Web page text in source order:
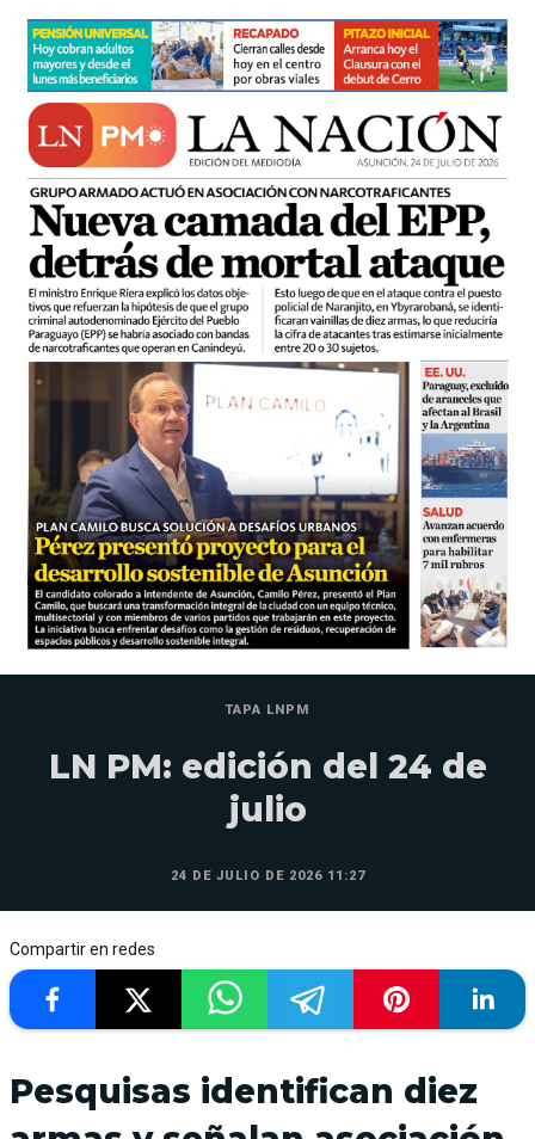
TAPA LNPM
LN PM: edición del 24 de
julio
24 DE JULIO DE 2026 11:27
Compartir en redes
Pesquisas identifican diez